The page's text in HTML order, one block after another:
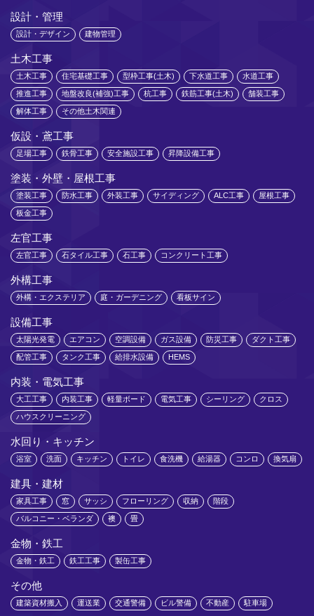
設計・管理
設計・デザイン 建物管理
土木工事
土木工事 住宅基礎工事 型枠工事(土木) 下水道工事 水道工事
推進工事 地盤改良(補強)工事 杭工事 鉄筋工事(土木) 舗装工事
解体工事 その他土木関連
仮設・鳶工事
足場工事 鉄骨工事 安全施設工事 昇降設備工事
塗装・外壁・屋根工事
塗装工事 防水工事 外装工事 サイディング ALC工事 屋根工事
板金工事
左官工事
左官工事 石タイル工事 石工事 コンクリート工事
外構工事
外構・エクステリア 庭・ガーデニング 看板サイン
設備工事
太陽光発電 エアコン 空調設備 ガス設備 防災工事 ダクト工事
配管工事 タンク工事 給排水設備 HEMS
内装・電気工事
大工工事 内装工事 軽量ボード 電気工事 シーリング クロス
ハウスクリーニング
水回り・キッチン
浴室 洗面 キッチン トイレ 食洗機 給湯器 コンロ 換気扇
建具・建材
家具工事 窓 サッシ フローリング 収納 階段
バルコニー・ベランダ 襖 畳
金物・鉄工
金物・鉄工 鉄工工事 製缶工事
その他
建築資材搬入 運送業 交通警備 ビル警備 不動産 駐車場